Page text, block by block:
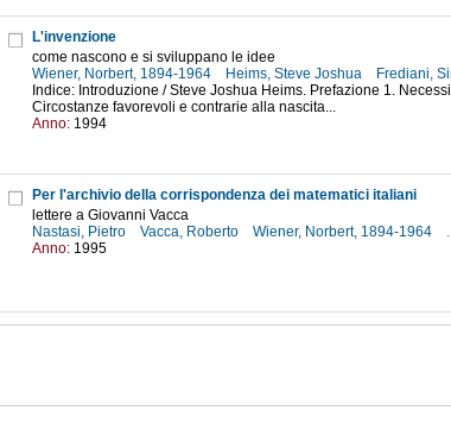
L'invenzione
come nascono e si sviluppano le idee
Wiener, Norbert, 1894-1964
Heims, Steve Joshua
Frediani,
Indice: Introduzione / Steve Joshua Heims. Prefazione 1.
Circostanze favorevoli e contrarie alla nascita...
Anno: 1994
Per l'archivio della corrispondenza dei matematici italiani
lettere a Giovanni Vacca
Nastasi, Pietro
Vacca, Roberto Wiener, Norbert, 1894-1964
Anno: 1995